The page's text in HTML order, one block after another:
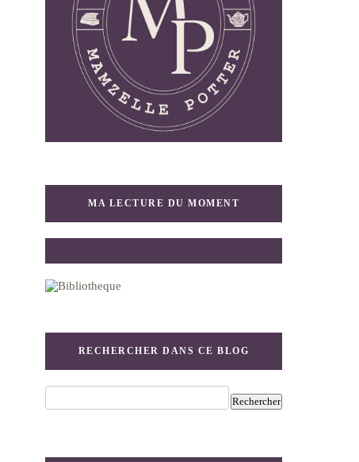
MA LECTURE DU MOMENT
RECHERCHER DANS CE BLOG